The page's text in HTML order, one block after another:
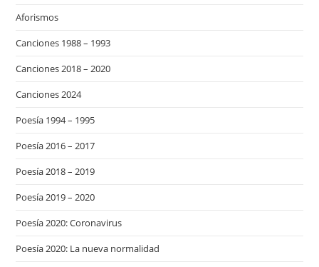
Aforismos
Canciones 1988 – 1993
Canciones 2018 – 2020
Canciones 2024
Poesía 1994 – 1995
Poesía 2016 – 2017
Poesía 2018 – 2019
Poesía 2019 – 2020
Poesía 2020: Coronavirus
Poesía 2020: La nueva normalidad